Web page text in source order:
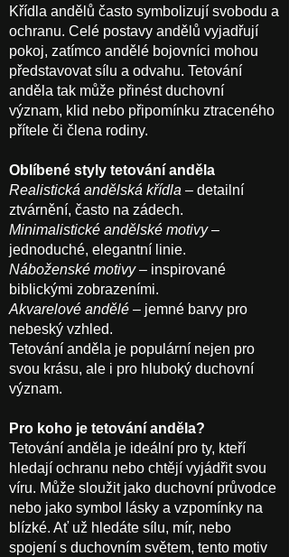
Křídla andělů často symbolizují svobodu a
ochranu. Celé postavy andělů vyjadřují
pokoj, zatímco andělé bojovníci mohou
představovat sílu a odvahu. Tetování
anděla tak může přinést duchovní
význam, klid nebo připomínku ztraceného
přítele či člena rodiny.
Oblíbené styly tetování anděla
Realistická andělská křídla – detailní
ztvárnění, často na zádech.
Minimalistické andělské motivy–
jednoduché, elegantní linie.
Náboženské motivy– inspirované
biblickými zobrazeními.
Akvarelové andělé – jemné barvy pro
nebeský vzhled.
Tetování anděla je populární nejen pro
svou krásu, ale i pro hluboký duchovní
význam.
Pro koho je tetování anděla?
Tetování anděla je ideální pro ty, kteří
hledají ochranu nebo chtějí vyjádřit svou
víru. Může sloužit jako duchovní průvodce
nebo jako symbol lásky a vzpomínky na
blízké. Ať už hledáte sílu, mír, nebo
spojení s duchovním světem, tento motiv